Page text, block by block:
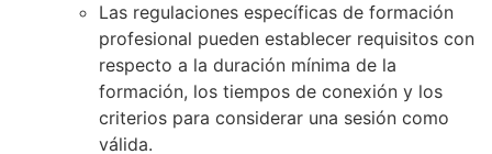
Las regulaciones específicas de formación
profesional pueden establecer requisitos con
respecto a la duración mínima de la
formación, los tiempos de conexión y los
criterios para considerar una sesión como
válida.